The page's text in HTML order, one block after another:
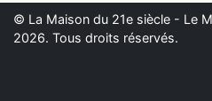
© La Maison du 21e siècle - Le
2026. Tous droits réservés.